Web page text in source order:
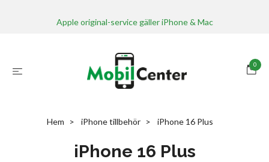
Apple original-service gäller iPhone & Mac
0
Hem iPhone tillbehör iPhone 16 Plus
iPhone 16 Plus